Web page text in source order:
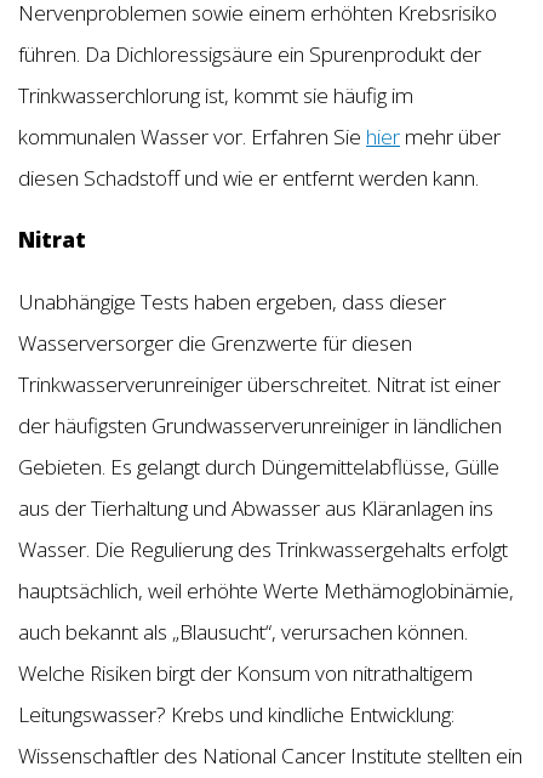
Nervenproblemen sowie einem erhöhten Krebsrisiko
führen. Da Dichloressigsäure ein Spurenprodukt der
Trinkwasserchlorung ist, kommt sie häufig im
kommunalen Wasser vor. Erfahren Sie hier mehr über
diesen Schadstoff und wie er entfernt werden kann.
Nitrat
Unabhängige Tests haben ergeben, dass dieser
Wasserversorger die Grenzwerte für diesen
Trinkwasserverunreiniger überschreitet. Nitrat ist einer
der häufigsten Grundwasserverunreiniger in ländlichen
Gebieten. Es gelangt durch Düngemittelabflüsse, Gülle
aus der Tierhaltung und Abwasser aus Kläranlagen ins
Wasser. Die Regulierung des Trinkwassergehalts erfolgt
hauptsächlich, weil erhöhte Werte Methämoglobinämie,
auch bekannt als „Blausucht“, verursachen können.
Welche Risiken birgt der Konsum von nitrathaltigem
Leitungswasser? Krebs und kindliche Entwicklung:
Wissenschaftler des National Cancer Institute stellten ein